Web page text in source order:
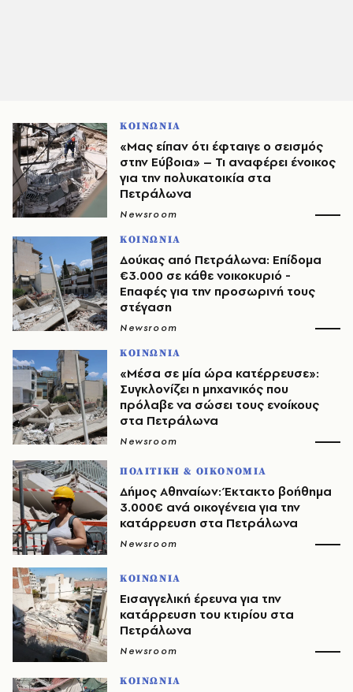
ΚΟΙΝΩΝΙΑ
«Μας είπαν ότι έφταιγε ο σεισμός
στην Εύβοια» – Τι αναφέρει ένοικος
για την πολυκατοικία στα
Πετράλωνα
Newsroom
ΚΟΙΝΩΝΙΑ
Δούκας από Πετράλωνα: Επίδομα
€3.000 σε κάθε νοικοκυριό -
Επαφές για την προσωρινή τους
στέγαση
Newsroom
ΚΟΙΝΩΝΙΑ
«Μέσα σε μία ώρα κατέρρευσε»:
Συγκλονίζει η μηχανικός που
πρόλαβε να σώσει τους ενοίκους
στα Πετράλωνα
Newsroom
ΠΟΛΙΤΙΚΗ & ΟΙΚΟΝΟΜΙΑ
Δήμος Αθηναίων: Έκτακτο βοήθημα
3.000€ ανά οικογένεια για την
κατάρρευση στα Πετράλωνα
Newsroom
ΚΟΙΝΩΝΙΑ
Εισαγγελική έρευνα για την
κατάρρευση του κτιρίου στα
Πετράλωνα
Newsroom
ΚΟΙΝΩΝΙΑ